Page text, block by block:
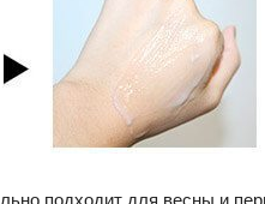
подходит для весны и